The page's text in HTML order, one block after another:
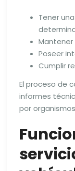
Tener
Poseer
Cumplir
El proceso de
informes
por